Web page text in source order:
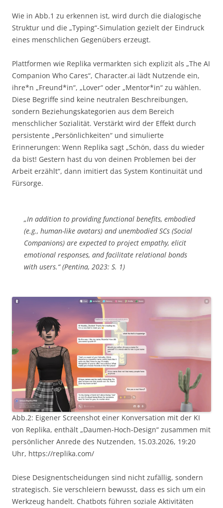
Wie in Abb.1 zu erkennen ist, wird durch die dialogische
Struktur und die „Typing“-Simulation gezielt der Eindruck
eines menschlichen Gegenübers erzeugt.
Plattformen wie Replika vermarkten sich explizit als „The AI
Companion Who Cares“, Character.ai lädt Nutzende ein,
ihre*n „Freund*in“, „Lover“ oder „Mentor*in“ zu wählen.
Diese Begriffe sind keine neutralen Beschreibungen,
sondern Beziehungskategorien aus dem Bereich
menschlicher Sozialität. Verstärkt wird der Effekt durch
persistente „Persönlichkeiten“ und simulierte
Erinnerungen: Wenn Replika sagt „Schön, dass du wieder
da bist! Gestern hast du von deinen Problemen bei der
Arbeit erzählt“, dann imitiert das System Kontinuität und
Fürsorge.
„In addition to providing functional benefits, embodied
(e.g., human-like avatars) and unembodied SCs (Social
Companions) are expected to project empathy, elicit
emotional responses, and facilitate relational bonds
with users.“ (Pentina, 2023: S. 1)
Abb.2: Eigener Screenshot einer Konversation mit der KI
von Replika, enthält „Daumen-Hoch-Design“ zusammen mit
persönlicher Anrede des Nutzenden, 15.03.2026, 19:20
Uhr, https://replika.com/
Diese Designentscheidungen sind nicht zufällig, sondern
strategisch. Sie verschleiern bewusst, dass es sich um ein
Werkzeug handelt. Chatbots führen soziale Aktivitäten